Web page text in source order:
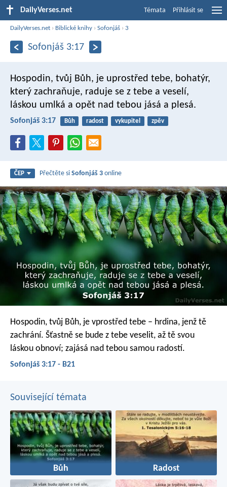
DailyVerses.net Témata Přihlásit se
DailyVerses.net › Biblické knihy ›Sofonjáš ›3
Sofonjáš 3:17
Hospodin, tvůj Bůh, je uprostřed tebe, bohatýr,
který zachraňuje, raduje se z tebe a veselí,
láskou umlká a opět nad tebou jásá a plesá.
Sofonjáš 3:17 Bůh radost vykupitel zpěv
ČEP Přečtěte siSofonjáš 3 online
Hospodin, tvůj Bůh, je vprostřed tebe – hrdina, jenž tě
zachrání. Šťastně se bude z tebe veselit, až tě svou
láskou obnoví; zajásá nad tebou samou radostí.
Sofonjáš 3:17 - B21
Související témata
Bůh Radost